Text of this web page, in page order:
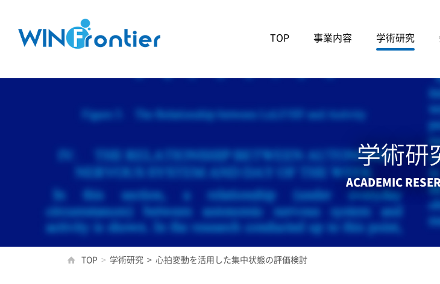
TOP 事業内容 学術研究
学術研
ACADEMIC
TOP > 学術研究 > 心拍変動を活用した集中状態の評価検討